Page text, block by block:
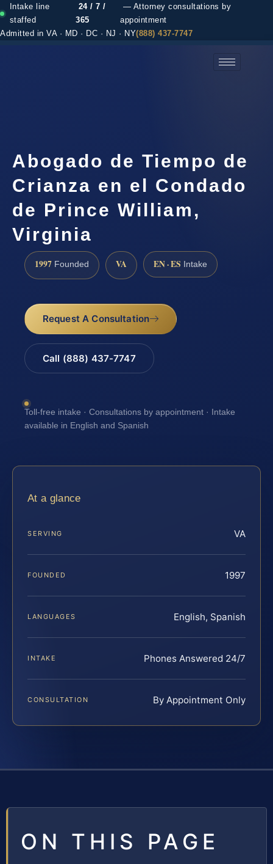
Intake line
staffed
24 / 7 /
365
— Attorney consultations by
appointment
Admitted in VA · MD · DC · NJ · NY(888) 437-7747
Abogado de Tiempo de
Crianza en el Condado
de Prince William,
Virginia
1997 Founded VA EN · ES Intake
Request A Consultation
Call (888) 437-7747
Toll-free intake · Consultations by appointment · Intake
available in English and Spanish
At a glance
SERVING VA
FOUNDED 1997
LANGUAGES English, Spanish
INTAKE Phones Answered 24/7
CONSULTATION By Appointment Only
ON THIS PAGE